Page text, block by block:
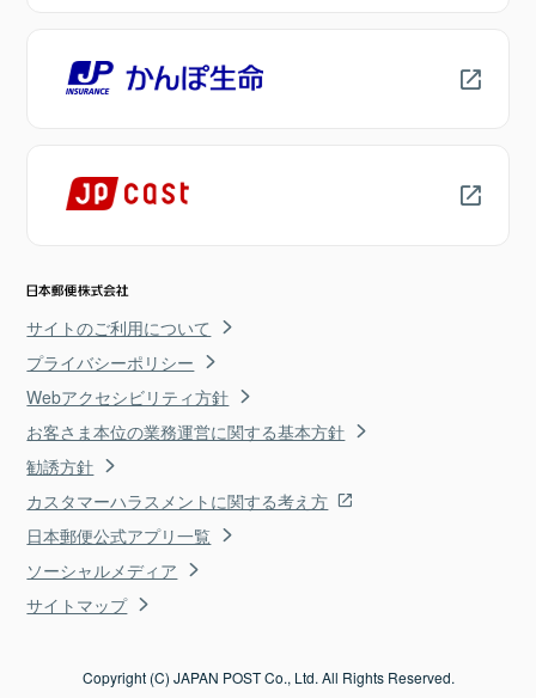
サイトのご利用について
プライバシーポリシー
Webアクセシビリティ方針
お客さま本位の業務運営に関する基本方針
勧誘方針
カスタマーハラスメントに関する考え方
日本郵便公式アプリ一覧
ソーシャルメディア
サイトマップ
Copyright (C) JAPAN POST Co., Ltd. All Rights Reserved.